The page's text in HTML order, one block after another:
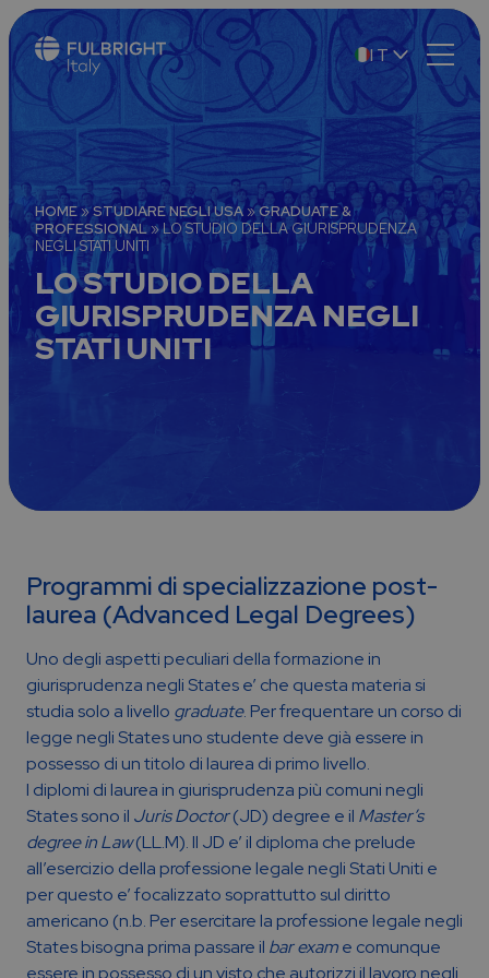
IT
EN
HOME»STUDIARE NEGLI USA»GRADUATE &
PROFESSIONAL»LO STUDIO DELLA GIURISPRUDENZA
NEGLI STATI UNITI
LO STUDIO DELLA
GIURISPRUDENZA NEGLI
STATI UNITI
Programmi di specializzazione post-
laurea (Advanced Legal Degrees)
Uno degli aspetti peculiari della formazione in
giurisprudenza negli States e’ che questa materia si
studia solo a livello graduate. Per frequentare un corso di
legge negli States uno studente deve già essere in
possesso di un titolo di laurea di primo livello.
I diplomi di laurea in giurisprudenza più comuni negli
States sono il Juris Doctor(JD) degree e il Master’s
degree in Law(LL.M). Il JD e’ il diploma che prelude
all’esercizio della professione legale negli Stati Uniti e
per questo e’ focalizzato soprattutto sul diritto
americano (n.b. Per esercitare la professione legale negli
States bisogna prima passare il bar exame comunque
essere in possesso di un visto che autorizzi il lavoro negli